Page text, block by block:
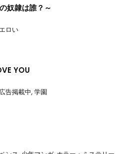
奴隷は誰？～
エロい
YOU
広告掲載中,学園